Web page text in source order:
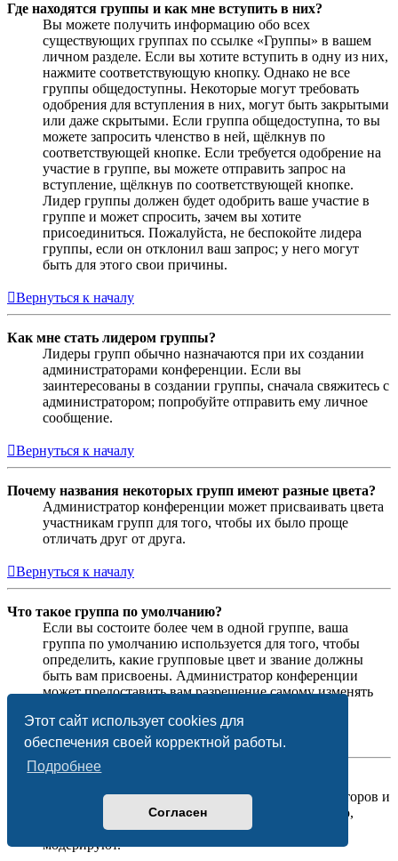
Этот сайт использует cookies для
обеспечения своей корректной работы.
Подробнее
Согласен
Где находятся группы и как мне вступить в них?
Вы можете получить информацию обо всех
существующих группах по ссылке «Группы» в вашем
личном разделе. Если вы хотите вступить в одну из них,
нажмите соответствующую кнопку. Однако не все
группы общедоступны. Некоторые могут требовать
одобрения для вступления в них, могут быть закрытыми
или даже скрытыми. Если группа общедоступна, то вы
можете запросить членство в ней, щёлкнув по
соответствующей кнопке. Если требуется одобрение на
участие в группе, вы можете отправить запрос на
вступление, щёлкнув по соответствующей кнопке.
Лидер группы должен будет одобрить ваше участие в
группе и может спросить, зачем вы хотите
присоединиться. Пожалуйста, не беспокойте лидера
группы, если он отклонил ваш запрос; у него могут
быть для этого свои причины.
Вернуться к началу
Как мне стать лидером группы?
Лидеры групп обычно назначаются при их создании
администраторами конференции. Если вы
заинтересованы в создании группы, сначала свяжитесь с
администратором; попробуйте отправить ему личное
сообщение.
Вернуться к началу
Почему названия некоторых групп имеют разные цвета?
Администратор конференции может присваивать цвета
участникам групп для того, чтобы их было проще
отличать друг от друга.
Вернуться к началу
Что такое группа по умолчанию?
Если вы состоите более чем в одной группе, ваша
группа по умолчанию используется для того, чтобы
определить, какие групповые цвет и звание должны
быть вам присвоены. Администратор конференции
может предоставить вам разрешение самому изменять
Вернуться к началу
На этой странице вы найдёте список администраторов и
модераторов конференции и другую информацию,
такую как сведения о форумах, которые они
модерируют.